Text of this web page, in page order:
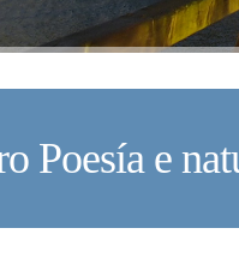
Poesía e